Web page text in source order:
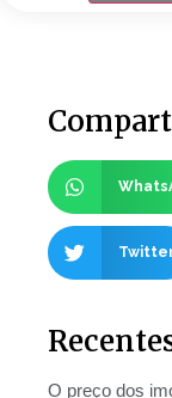
O preço dos